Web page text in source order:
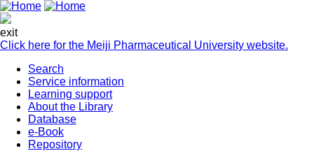
exit
Click here for the Meiji Pharmaceutical University website.
Search
Service information
Learning support
About the Library
Database
e-Book
Repository